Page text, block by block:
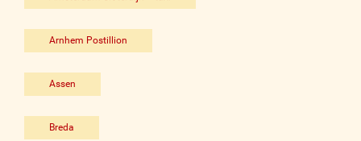
Arnhem Postillion
Assen
Breda